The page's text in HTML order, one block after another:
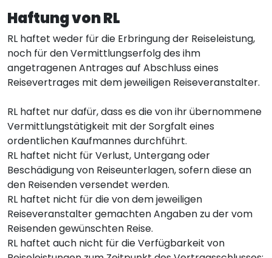
Haftung von RL
RL haftet weder für die Erbringung der Reiseleistung,
noch für den Vermittlungserfolg des ihm
angetragenen Antrages auf Abschluss eines
Reisevertrages mit dem jeweiligen Reiseveranstalter.
RL haftet nur dafür, dass es die von ihr übernommene
Vermittlungstätigkeit mit der Sorgfalt eines
ordentlichen Kaufmannes durchführt.
RL haftet nicht für Verlust, Untergang oder
Beschädigung von Reiseunterlagen, sofern diese an
den Reisenden versendet werden.
RL haftet nicht für die von dem jeweiligen
Reiseveranstalter gemachten Angaben zu der vom
Reisenden gewünschten Reise.
RL haftet auch nicht für die Verfügbarkeit von